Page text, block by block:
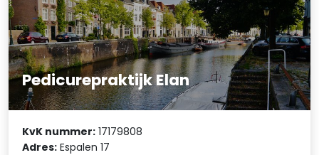
Pedicurepraktijk Elan
KvK nummer: 17179808
Adres: Espalen 17